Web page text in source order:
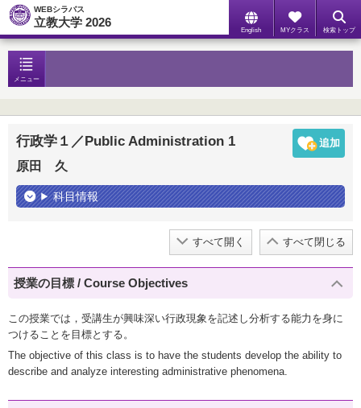
WEBシラバス
立教大学 2026
English MYクラス 検索トップ
メニュー
行政学１／Public Administration 1
原田 久
科目情報
すべて開く すべて閉じる
授業の目標 / Course Objectives
この授業では，受講生が興味深い行政現象を記述し分析する能力を身に
つけることを目標とする。
The objective of this class is to have the students develop the ability to
describe and analyze interesting administrative phenomena.